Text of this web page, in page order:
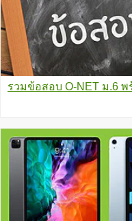
รวมข้อสอบ O-NET ม.6 พ